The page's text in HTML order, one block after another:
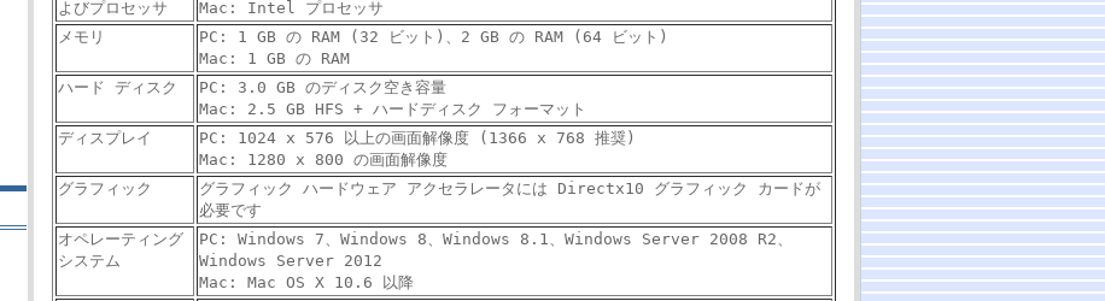
よびプロセッサ
Mac: Intel プロセッサ
メモリ
PC: 1 GB の RAM (32 ビット)、2 GB の RAM (64 ビット)
Mac: 1 GB の RAM
ハード ディスク
PC: 3.0 GB のディスク空き容量
Mac: 2.5 GB HFS + ハードディスク フォーマット
ディスプレイ
PC: 1024 x 576 以上の画面解像度 (1366 x 768 推奨)
Mac: 1280 x 800 の画面解像度
グラフィック
グラフィック ハードウェア アクセラレータには Directx10 グラフィック カードが
必要です
オペレーティング
システム
PC: Windows 7、Windows 8、Windows 8.1、Windows Server 2008 R2、
Windows Server 2012
Mac: Mac OS X 10.6 以降